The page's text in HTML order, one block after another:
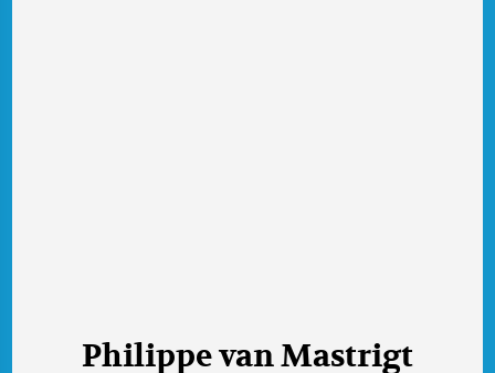
Philippe van Mastrigt